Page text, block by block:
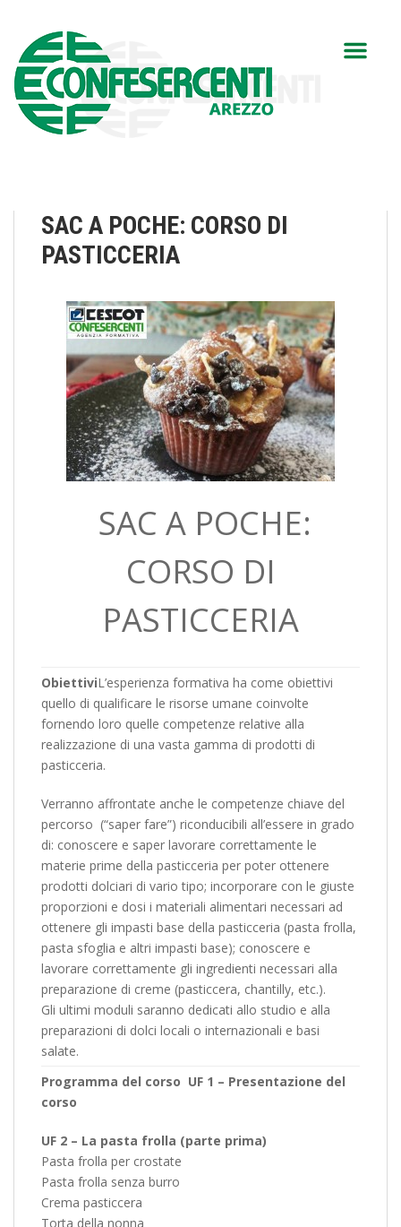
SAC A POCHE: CORSO DI
PASTICCERIA
SAC A POCHE:
CORSO DI
PASTICCERIA
ObiettiviL’esperienza formativa ha come obiettivi
quello di qualificare le risorse umane coinvolte
fornendo loro quelle competenze relative alla
realizzazione di una vasta gamma di prodotti di
pasticceria.
Verranno affrontate anche le competenze chiave del
percorso (“saper fare”) riconducibili all’essere in grado
di: conoscere e saper lavorare correttamente le
materie prime della pasticceria per poter ottenere
prodotti dolciari di vario tipo; incorporare con le giuste
proporzioni e dosi i materiali alimentari necessari ad
ottenere gli impasti base della pasticceria (pasta frolla,
pasta sfoglia e altri impasti base); conoscere e
lavorare correttamente gli ingredienti necessari alla
preparazione di creme (pasticcera, chantilly, etc.).
Gli ultimi moduli saranno dedicati allo studio e alla
preparazioni di dolci locali o internazionali e basi
salate.
Programma del corso UF 1 – Presentazione del
corso
UF 2 – La pasta frolla (parte prima)
Pasta frolla per crostate
Pasta frolla senza burro
Crema pasticcera
Torta della nonna